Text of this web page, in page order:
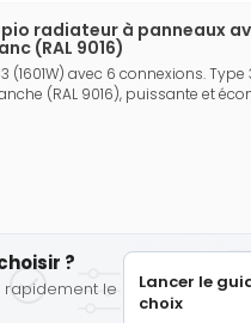
radiateur à panneaux
(RAL 9016)
(1601W) avec 6 connexions. Type
(RAL 9016), puissante et
?
rapidement le
Lancer le
choix